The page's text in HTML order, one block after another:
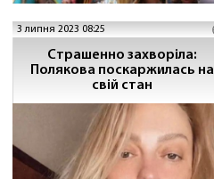
3 липня 2023 08:25
Страшенно захворіла:
Полякова поскаржилась на
свій стан